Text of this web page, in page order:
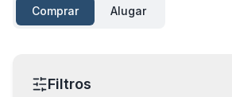
Comprar Alugar
Filtros